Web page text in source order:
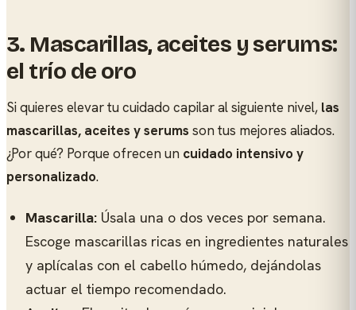
3. Mascarillas, aceites y serums:
el trío de oro
Si quieres elevar tu cuidado capilar al siguiente nivel, las
mascarillas, aceites y serums son tus mejores aliados.
¿Por qué? Porque ofrecen un cuidado intensivo y
personalizado.
Mascarilla: Úsala una o dos veces por semana.
Escoge mascarillas ricas en ingredientes naturales
y aplícalas con el cabello húmedo, dejándolas
actuar el tiempo recomendado.